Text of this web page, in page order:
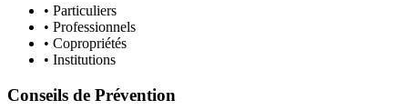
• Particuliers
• Professionnels
• Copropriétés
• Institutions
Conseils de Prévention